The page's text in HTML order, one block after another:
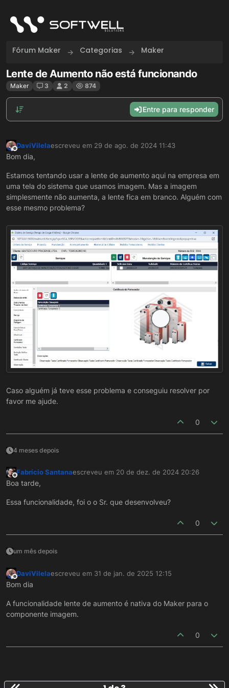
Fórum Maker Categorias Maker
Lente de Aumento não está funcionando
Maker 3 2 874
Entre para responder
Offline
DaviVilelaescreveu em 29 de ago. de 2024 11:43
última edição por
Bom dia,
Estamos tentando usar a lente de aumento aqui na empresa em
uma tela do sistema que usamos imagem. Mas a imagem
simplesmente não aumenta, a lente fica em branco. Alguém com
esse mesmo problema?
Caso alguém já teve esse problema e conseguiu resolver por
favor me ajude.
0
4 meses depois
Offline
Fabrício Santanaescreveu em 20 de dez. de 2024 20:26
última edição por
Boa tarde,
Essa funcionalidade, foi o o Sr. que desenvolveu?
0
um mês depois
Offline
DaviVilelaescreveu em 31 de jan. de 2025 12:15
última edição por
Bom dia
A funcionalidade lente de aumento é nativa do Maker para o
componente imagem.
0